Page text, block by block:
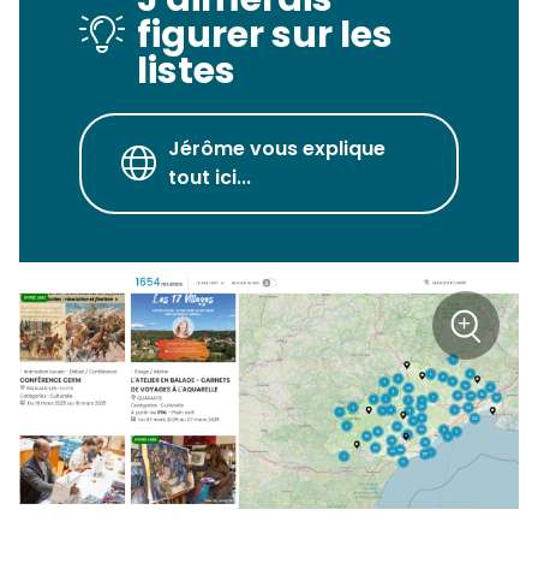
figurer sur les
listes
Jérôme vous explique
tout ici...
Zoom
+